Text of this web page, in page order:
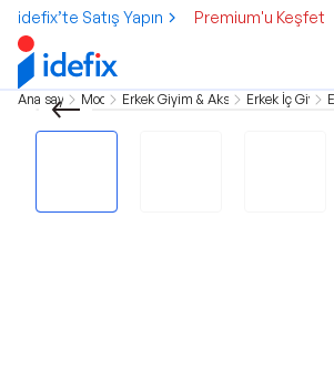
idefix’te Satış Yapın Premium'u Keşfet
Ana sayfa Moda Erkek Giyim & AksesuarErkek İç Giyim